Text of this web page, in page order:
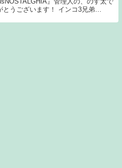
うございます！ インコ3兄弟